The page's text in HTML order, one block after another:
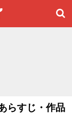
らすじ・作品